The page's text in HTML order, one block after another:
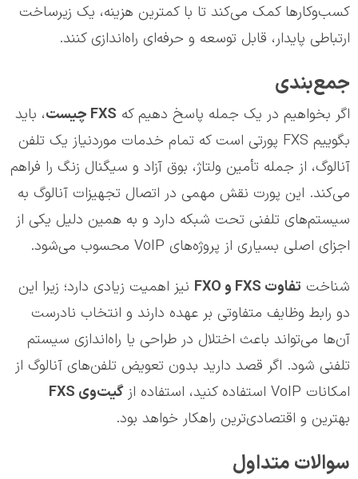
کسب‌وکارها کمک می‌کند تا با کمترین هزینه، یک زیرساخت
ارتباطی پایدار، قابل توسعه و حرفه‌ای راه‌اندازی کنند.
جمع‌بندی
اگر بخواهیم در یک جمله پاسخ دهیم که FXS چیست، باید
بگوییم FXS پورتی است که تمام خدمات موردنیاز یک تلفن
آنالوگ، از جمله تأمین ولتاژ، بوق آزاد و سیگنال زنگ را فراهم
می‌کند. این پورت نقش مهمی در اتصال تجهیزات آنالوگ به
سیستم‌های تلفنی تحت شبکه دارد و به همین دلیل یکی از
اجزای اصلی بسیاری از پروژه‌های VoIP محسوب می‌شود.
شناخت تفاوت و
نیز اهمیت زیادی دارد؛ زیرا این
دو رابط وظایف متفاوتی بر عهده دارند و انتخاب نادرست
آن‌ها می‌تواند باعث اختلال در طراحی یا راه‌اندازی سیستم
تلفنی شود. اگر قصد دارید بدون تعویض تلفن‌های آنالوگ از
امکانات VoIP استفاده کنید، استفاده از
گیت‌وی
بهترین و اقتصادی‌ترین راهکار خواهد بود.
سوالات متداول